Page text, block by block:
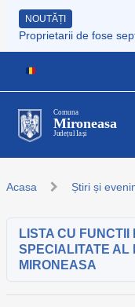
NOUTĂȚI
Comuna
Mironeasa
Județul Iași
Acasa Știri și
LISTA CU
SPECIALITATE AL
MIRONEASA